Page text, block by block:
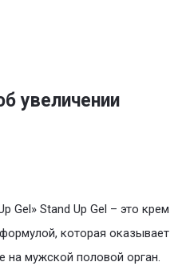
увеличении
Gel» Stand Up Gel – это крем
которая оказывает
на мужской половой орган.